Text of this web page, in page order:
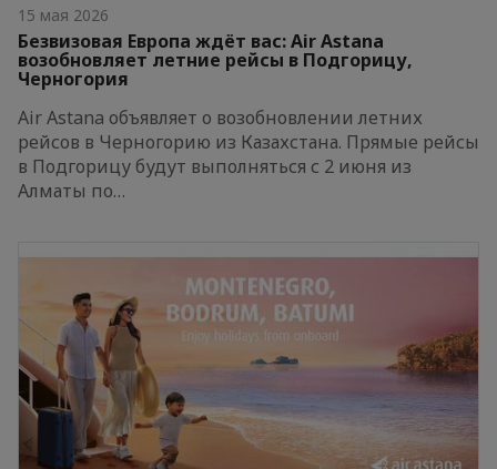
15 мая 2026
Безвизовая Европа ждёт вас: Air Astana
возобновляет летние рейсы в Подгорицу,
Черногория
Air Astana объявляет о возобновлении летних
рейсов в Черногорию из Казахстана. Прямые рейсы
в Подгорицу будут выполняться с 2 июня из
Алматы по…